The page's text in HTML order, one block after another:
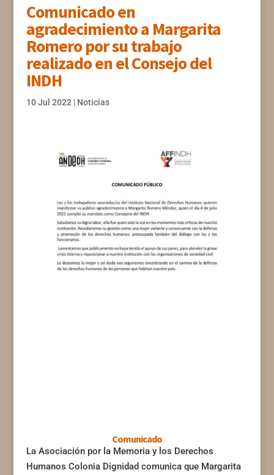
Comunicado en
agradecimiento a Margarita
Romero por su trabajo
realizado en el Consejo del
INDH
10 Jul 2022 | Noticias
Comunicado
La Asociación por la Memoria y los Derechos
Humanos Colonia Dignidad comunica que Margarita